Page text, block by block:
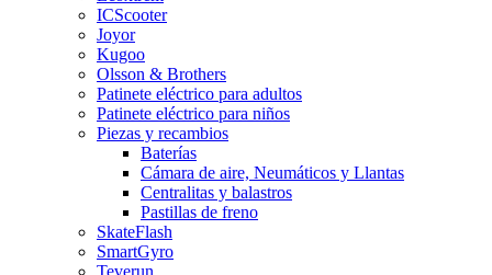
ICScooter
Joyor
Kugoo
Olsson & Brothers
Patinete eléctrico para adultos
Patinete eléctrico para niños
Piezas y recambios
Baterías
Cámara de aire, Neumáticos y Llantas
Centralitas y balastros
Pastillas de freno
SkateFlash
SmartGyro